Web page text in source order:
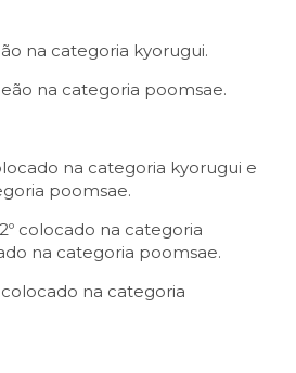
na categoria kyorugui.
na categoria poomsae.
na categoria kyorugui e
poomsae.
colocado na categoria
na categoria poomsae.
colocado na categoria